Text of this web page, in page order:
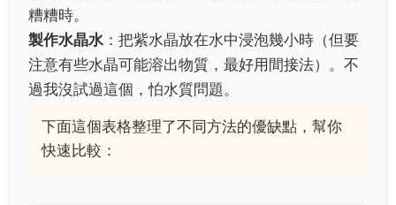
糟糟時。
製作水晶水 ：把紫水晶放在水中浸泡幾小時（但要
注意有些水晶可能溶出物質，最好用間接法）。不
過我沒試過這個，怕水質問題。
下面這個表格整理了不同方法的優缺點，幫你
快速比較：